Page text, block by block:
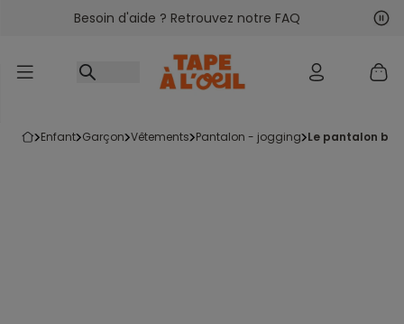
Accéder au contenu
Besoin d'aide ? Retrouvez notre FAQ
enfant garçon vêtements pantalon - jogging le pantalon